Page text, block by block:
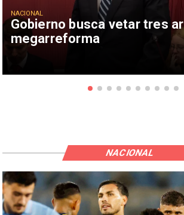
Gobierno busca vetar tres
megarreforma
NACIONAL
NACIONAL